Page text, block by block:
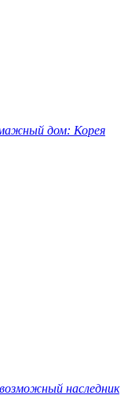
дом: Корея
наследник